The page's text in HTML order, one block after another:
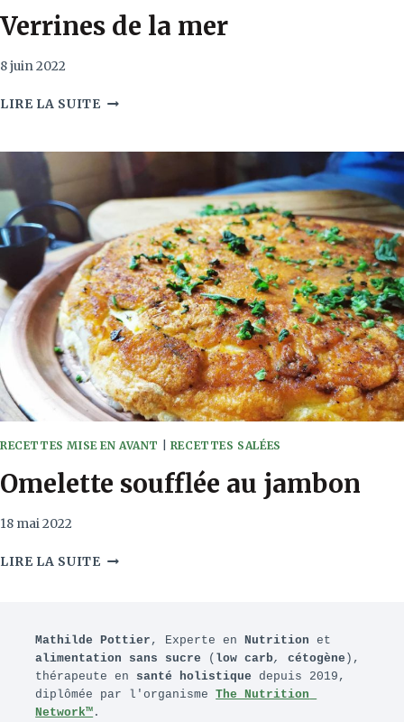
Verrines de la mer
8 juin 2022
LIRE LA SUITEVERRINES
MER
RECETTES MISE EN AVANT RECETTES SALÉES
Omelette soufflée au jambon
18 mai 2022
LIRE LA SUITEOMELETTE
Mathilde Pottier , Experte en Nutrition
alimentation sans sucre ( low carb, cétogène ),
thérapeute en santé holistique depuis 2019,
diplômée par l'organisme The Nutrition
Network™ .